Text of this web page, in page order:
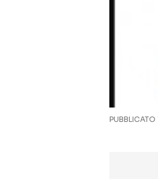
PUBBLICATO